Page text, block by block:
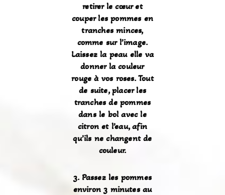
retirer le cœur et
couper les pommes en
tranches minces,
comme sur l’image.
Laissez la peau elle va
donner la couleur
rouge à vos roses. Tout
de suite, placer les
tranches de pommes
dans le bol avec le
citron et l’eau, afin
qu’ils ne changent de
couleur.
3. Passez les pommes
environ 3 minutes au